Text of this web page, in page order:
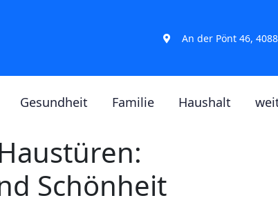
An der Pönt 46,
Gesundheit Familie Haushalt
Schönheit